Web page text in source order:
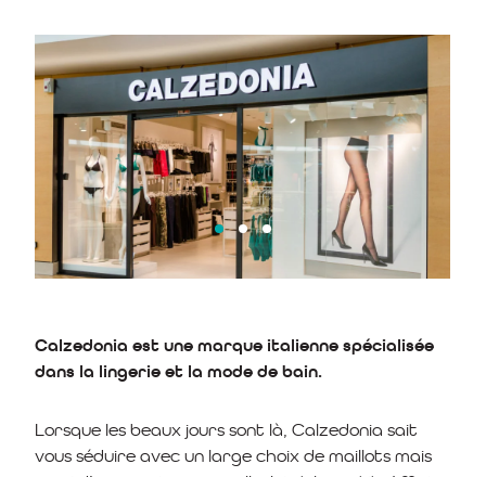
Calzedonia est une marque italienne spécialisée
dans la lingerie et la mode de bain.
Lorsque les beaux jours sont là, Calzedonia sait
vous séduire avec un large choix de maillots mais